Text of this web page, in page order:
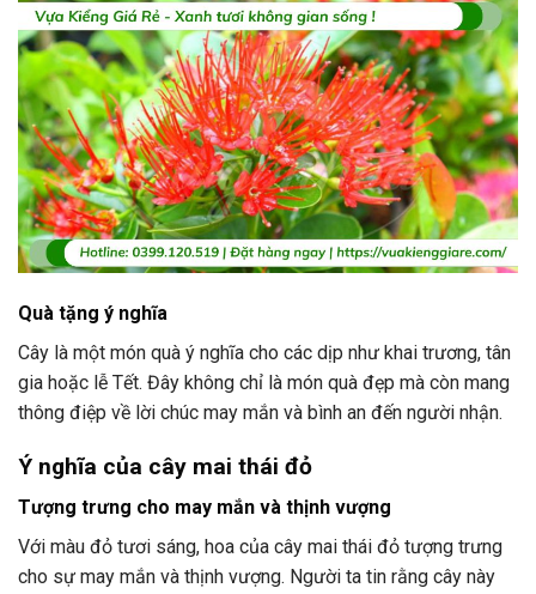
Quà tặng ý nghĩa
Cây là một món quà ý nghĩa cho các dịp như khai trương, tân
gia hoặc lễ Tết. Đây không chỉ là món quà đẹp mà còn mang
thông điệp về lời chúc may mắn và bình an đến người nhận.
Ý nghĩa của cây mai thái đỏ
Tượng trưng cho may mắn và thịnh vượng
Với màu đỏ tươi sáng, hoa của cây mai thái đỏ tượng trưng
cho sự may mắn và thịnh vượng. Người ta tin rằng cây này